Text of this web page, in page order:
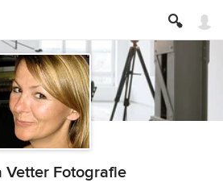
Vetter Fotografie